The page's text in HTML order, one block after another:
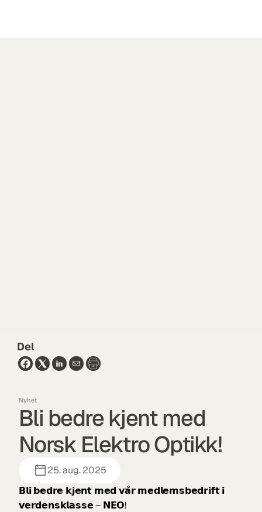
Del
Nyhet
Bli bedre kjent med
Norsk Elektro Optikk!
25. aug. 2025
𝗕𝗹𝗶 𝗯𝗲𝗱𝗿𝗲 𝗸𝗷𝗲𝗻𝘁 𝗺𝗲𝗱 𝘃𝗮̊𝗿 𝗺𝗲𝗱𝗹𝗲𝗺𝘀𝗯𝗲𝗱𝗿𝗶𝗳𝘁 𝗶
𝘃𝗲𝗿𝗱𝗲𝗻𝘀𝗸𝗹𝗮𝘀𝘀𝗲 – 𝗡𝗘𝗢!